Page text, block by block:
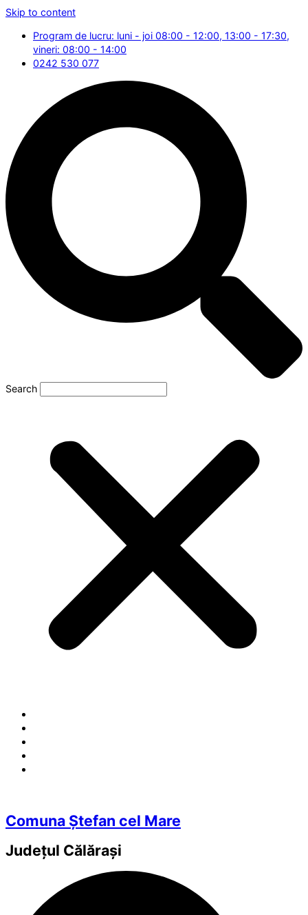
Skip to content
Program de lucru: luni - joi 08:00 - 12:00, 13:00 - 17:30,
vineri: 08:00 - 14:00
0242 530 077
Search
Comuna Ștefan cel Mare
Județul Călărași